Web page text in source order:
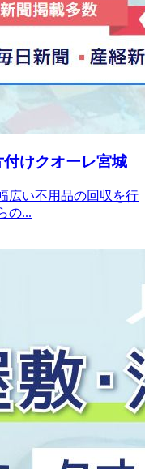
けクオーレ宮城
広い不用品の回収を行
の...